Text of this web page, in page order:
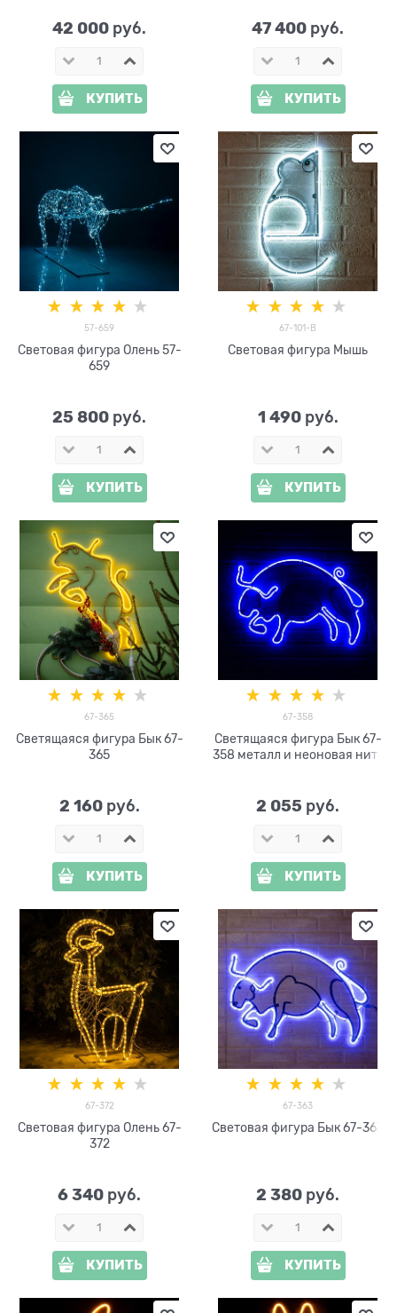
42 000 руб.
КУПИТЬ
47 400 руб.
КУПИТЬ
57-659
Световая фигура Олень 57-
659
25 800 руб.
КУПИТЬ
67-101-B
Световая фигура Мышь
1 490 руб.
КУПИТЬ
67-365
Светящаяся фигура Бык 67-
365
2 160 руб.
КУПИТЬ
67-358
Светящаяся фигура Бык 67-
358 металл и неоновая нить
2 055 руб.
КУПИТЬ
67-372
Световая фигура Олень 67-
372
6 340 руб.
КУПИТЬ
67-363
Световая фигура Бык 67-363
2 380 руб.
КУПИТЬ